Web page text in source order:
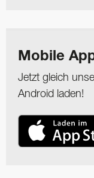
Mobile
Jetzt gleich
Android laden!